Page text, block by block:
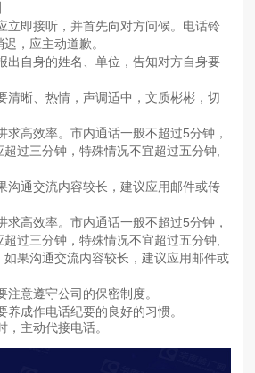
即接听，并首先向对方问候。电话铃
，应主动道歉。
自身的姓名、单位，告知对方自身要
晰、热情，声调适中，文质彬彬，切
效率。市内通话一般不超过5分钟，
过三分钟，特殊情况不宜超过五分钟,
通交流内容较长，建议应用邮件或传
效率。市内通话一般不超过5分钟，
过三分钟，特殊情况不宜超过五分钟,
果沟通交流内容较长，建议应用邮件或
意遵守公司的保密制度。
成作电话纪要的良好的习惯。
主动代接电话。